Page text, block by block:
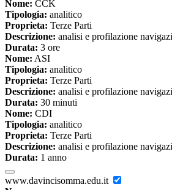
Nome: CCK
Tipologia: analitico
Proprieta: Terze Parti
Descrizione: analisi e profilazione
Durata: 3 ore
Nome: ASI
Tipologia: analitico
Proprieta: Terze Parti
Descrizione: analisi e profilazione
Durata: 30 minuti
Nome: CDI
Tipologia: analitico
Proprieta: Terze Parti
Descrizione: analisi e profilazione
Durata: 1 anno
www.davincisomma.edu.it